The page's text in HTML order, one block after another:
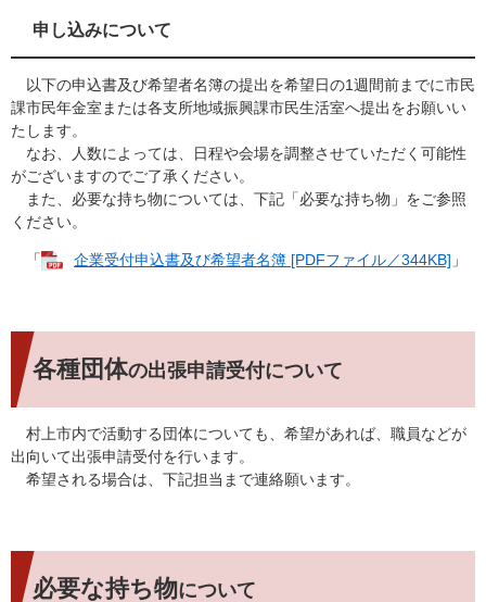
申し込みについて
以下の申込書及び希望者名簿の提出を希望日の1週間前までに市民
課市民年金室または各支所地域振興課市民生活室へ提出をお願いい
たします。
なお、人数によっては、日程や会場を調整させていただく可能性
がございますのでご了承ください。
また、必要な持ち物については、下記「必要な持ち物」をご参照
ください。
「 企業受付申込書及び希望者名簿 [PDFファイル／344KB] 」
各種団体の出張申請受付について
村上市内で活動する団体についても、希望があれば、職員などが
出向いて出張申請受付を行います。
希望される場合は、下記担当まで連絡願います。
必要な持ち物について